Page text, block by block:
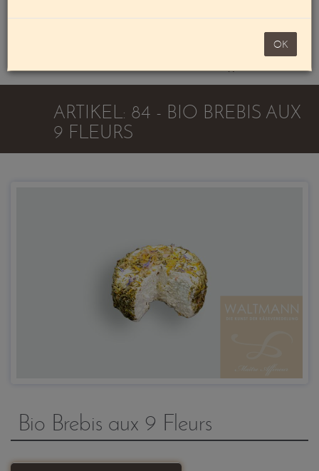
noch 100,00 €
Warenkorb
OK
ARTIKEL: 84 - BIO BREBIS AUX
9 FLEURS
Bio Brebis aux 9 Fleurs